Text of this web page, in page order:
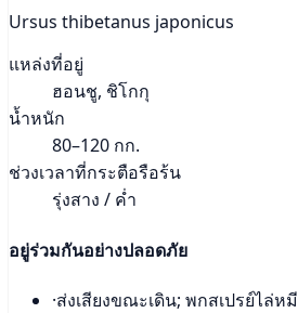
Ursus thibetanus japonicus
แหล่งที่อยู่
ฮอนชู, ชิโกกุ
น้ำหนัก
80–120 กก.
ช่วงเวลาที่กระตือรือร้น
รุ่งสาง / ค่ำ
อยู่ร่วมกันอย่างปลอดภัย
·ส่งเสียงขณะเดิน; พกสเปรย์ไล่หมี